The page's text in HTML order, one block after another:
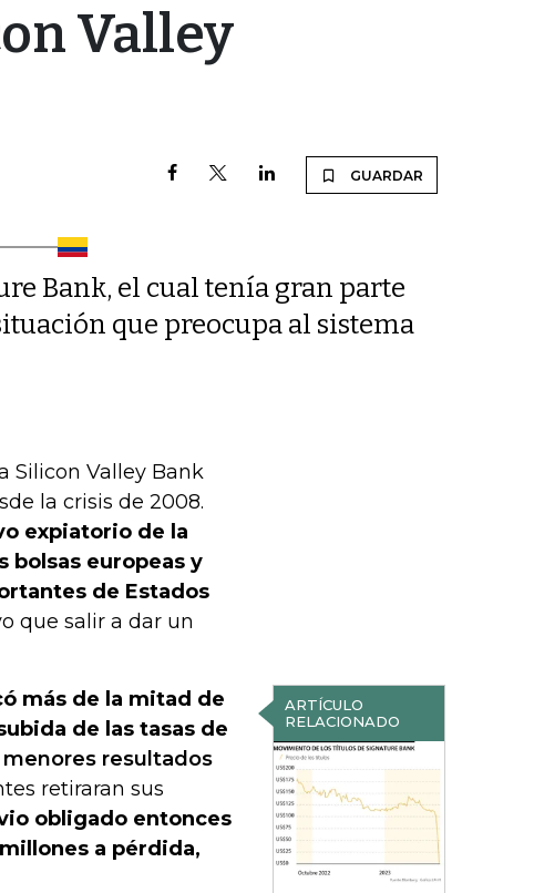
Valley
GUARDAR
Bank, el cual tenía gran parte
que preocupa al sistema
Silicon Valley Bank
la crisis de 2008.
expiatorio de la
bolsas europeas y
de Estados
que salir a dar un
ARTÍCULO
RELACIONADO
más de la mitad de
de las tasas de
menores resultados
retiraran sus
obligado entonces
a pérdida,